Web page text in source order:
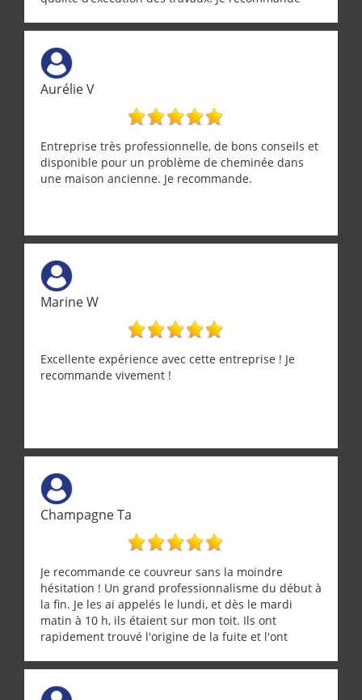
Aurélie V
Entreprise très professionnelle, de bons conseils et
disponible pour un problème de cheminée dans
une maison ancienne. Je recommande.
Marine W
Excellente expérience avec cette entreprise ! Je
recommande vivement !
Champagne Ta
Je recommande ce couvreur sans la moindre
hésitation ! Un grand professionnalisme du début à
la fin. Je les ai appelés le lundi, et dès le mardi
matin à 10 h, ils étaient sur mon toit. Ils ont
rapidement trouvé l'origine de la fuite et l'ont
Une équipe sérieuse, réactive et compétente. C'est
vraiment rassurant de pouvoir compter sur des